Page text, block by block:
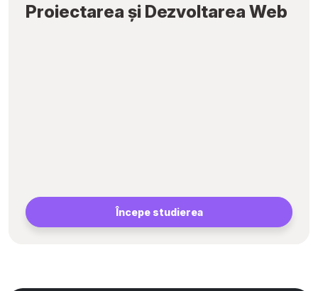
Proiectarea și Dezvoltarea Web
Începe studierea